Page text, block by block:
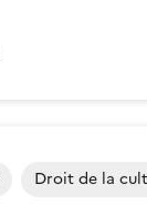
Droit de la